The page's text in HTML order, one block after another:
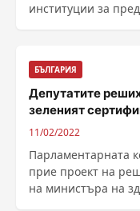
институции за
БЪЛГАРИЯ
Депутатите
зеленият
11/02/2022
Парламентарната
прие проект на
на министъра на